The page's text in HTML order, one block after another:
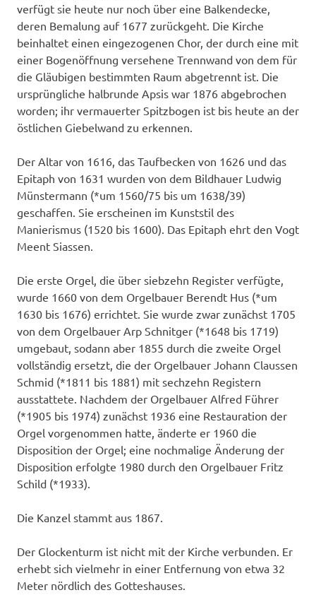
verfügt sie heute nur noch über eine Balkendecke,
deren Bemalung auf 1677 zurückgeht. Die Kirche
beinhaltet einen eingezogenen Chor, der durch eine mit
einer Bogenöffnung versehene Trennwand von dem für
die Gläubigen bestimmten Raum abgetrennt ist. Die
ursprüngliche halbrunde Apsis war 1876 abgebrochen
worden; ihr vermauerter Spitzbogen ist bis heute an der
östlichen Giebelwand zu erkennen.
Der Altar von 1616, das Taufbecken von 1626 und das
Epitaph von 1631 wurden von dem Bildhauer Ludwig
Münstermann (*um 1560/75 bis um 1638/39)
geschaffen. Sie erscheinen im Kunststil des
Manierismus (1520 bis 1600). Das Epitaph ehrt den Vogt
Meent Siassen.
Die erste Orgel, die über siebzehn Register verfügte,
wurde 1660 von dem Orgelbauer Berendt Hus (*um
1630 bis 1676) errichtet. Sie wurde zwar zunächst 1705
von dem Orgelbauer Arp Schnitger (*1648 bis 1719)
umgebaut, sodann aber 1855 durch die zweite Orgel
vollständig ersetzt, die der Orgelbauer Johann Claussen
Schmid (*1811 bis 1881) mit sechzehn Registern
ausstattete. Nachdem der Orgelbauer Alfred Führer
(*1905 bis 1974) zunächst 1936 eine Restauration der
Orgel vorgenommen hatte, änderte er 1960 die
Disposition der Orgel; eine nochmalige Änderung der
Disposition erfolgte 1980 durch den Orgelbauer Fritz
Schild (*1933).
Die Kanzel stammt aus 1867.
Der Glockenturm ist nicht mit der Kirche verbunden. Er
erhebt sich vielmehr in einer Entfernung von etwa 32
Meter nördlich des Gotteshauses.